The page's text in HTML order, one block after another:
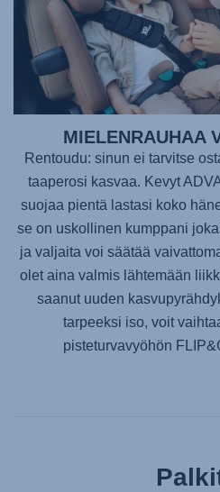
MIELENRAUHAA
Rentoudu: sinun ei tarvitse
taaperosi kasvaa. Kevyt
suojaa pientä lastasi koko
se on uskollinen kumppani
ja valjaita voi säätää
olet aina valmis lähtemään
saanut uuden
tarpeeksi iso, voit
pisteturvavyöhön